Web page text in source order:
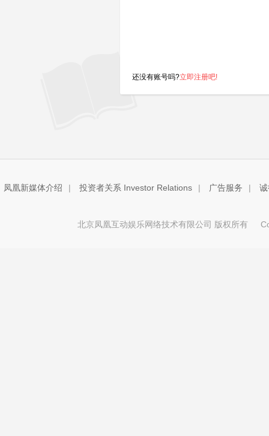
还没有账号吗?立即注册吧!
凤凰新媒体介绍 | 投资者关系 Investor Relations | 广告服务 |
北京凤凰互动娱乐网络技术有限公司 版权所有